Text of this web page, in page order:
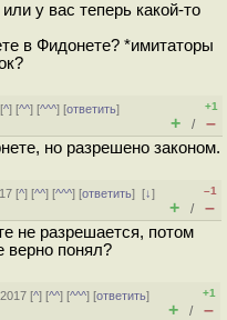
у вас теперь какой-то
в Фидонете? *имитаторы
^] [^^] [^^^] [ответить]
+1
+ / –
но разрешено законом.
[^] [^^] [^^^] [ответить][↓]
–1
+ / –
не разрешается, потом
верно понял?
[^] [^^] [^^^] [ответить]
+1
+ / –